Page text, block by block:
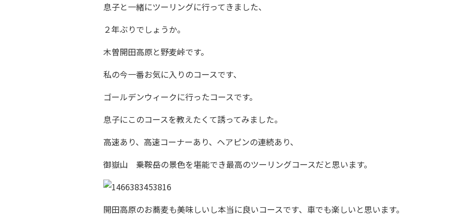
息子と一緒にツーリングに行ってきました、
２年ぶりでしょうか。
木曽開田高原と野麦峠です。
私の今一番お気に入りのコースです、
ゴールデンウィークに行ったコースです。
息子にこのコースを教えたくて誘ってみました。
高速あり、高速コーナーあり、ヘアピンの連続あり、
御嶽山 乗鞍岳の景色を堪能でき最高のツーリングコースだと思います。
開田高原のお蕎麦も美味しいし本当に良いコースです、車でも楽しいと思います。